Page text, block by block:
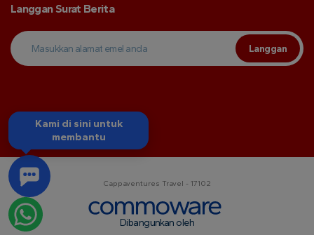
Langgan Surat Berita
Langgan
Cappaventures Travel - 17102
Dibangunkan oleh
Kami di sini untuk
membantu